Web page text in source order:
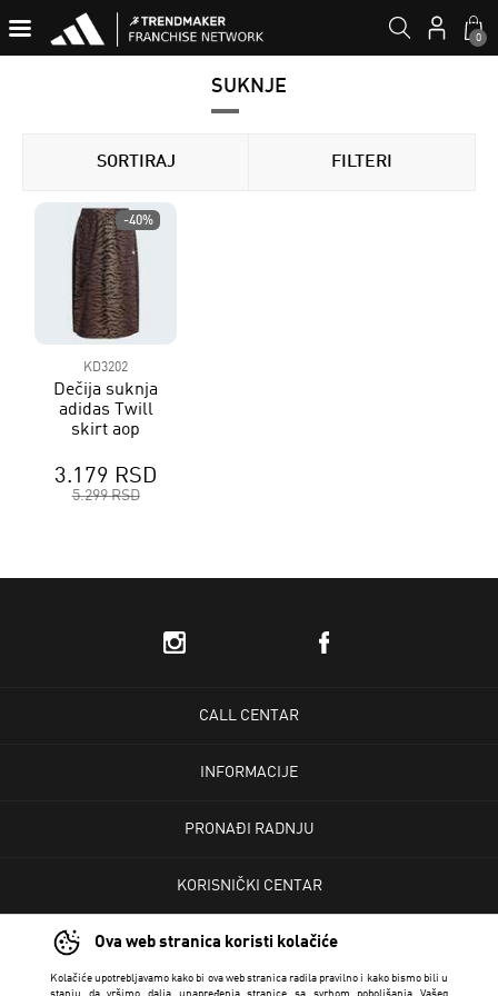
0
Ova web stranica koristi kolačiće
Kolačiće upotrebljavamo kako bi ova web stranica radila pravilno i kako bismo bili u
stanju da vršimo dalja unapređenja stranice sa svrhom poboljšanja Vašeg
SUKNJE
SORTIRAJ FILTERI
KD3202
Dečija suknja
adidas Twill
skirt aop
3.179 RSD
5.299 RSD
-40%
CALL CENTAR
INFORMACIJE
PRONAĐI RADNJU
KORISNIČKI CENTAR
USLOVI PRODAJE